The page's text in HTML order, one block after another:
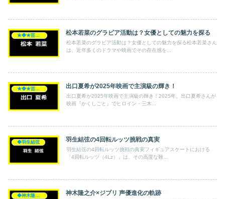
松本若菜のグラビア活動は？女優としての魅力を探る
松本若菜のグラビア活動は？女優としての魅力を探る松本若菜さん
は、近年多くのドラマや映画でその存在感を...
出口夏希が2025年映画で主演級の輝き！
出口夏希が2025年映画で主演級の輝き！2025年、出口夏希さんが
映画『かくしごと』でヒロイン・三木...
◆羽生結弦 羽生結弦の4回転ルッツ挑戦の真実
羽生結弦の4回転ルッツ挑戦の真実フィギュアスケートにおける
「4回転ルッツ（4Lz）」は、その高度な難...
◆神木隆之介 神木隆之介×ジブリ 声優進化の軌跡